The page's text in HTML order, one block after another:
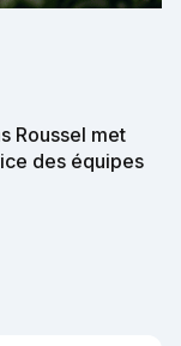
Roussel met
des équipes